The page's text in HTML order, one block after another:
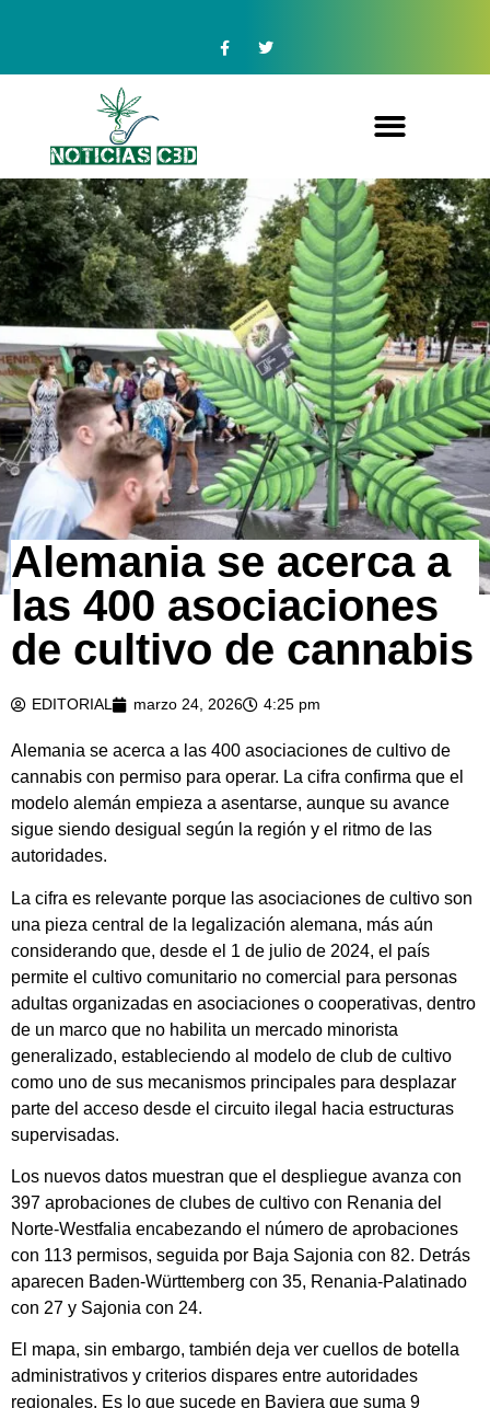
Alemania se acerca a
las 400 asociaciones
de cultivo de cannabis
EDITORIAL marzo 24, 2026 4:25 pm
Alemania se acerca a las 400 asociaciones de cultivo de
cannabis con permiso para operar. La cifra confirma que el
modelo alemán empieza a asentarse, aunque su avance
sigue siendo desigual según la región y el ritmo de las
autoridades.
La cifra es relevante porque las asociaciones de cultivo son
una pieza central de la legalización alemana, más aún
considerando que, desde el 1 de julio de 2024, el país
permite el cultivo comunitario no comercial para personas
adultas organizadas en asociaciones o cooperativas, dentro
de un marco que no habilita un mercado minorista
generalizado, estableciendo al modelo de club de cultivo
como uno de sus mecanismos principales para desplazar
parte del acceso desde el circuito ilegal hacia estructuras
supervisadas.
Los nuevos datos muestran que el despliegue avanza con
397 aprobaciones de clubes de cultivo con Renania del
Norte-Westfalia encabezando el número de aprobaciones
con 113 permisos, seguida por Baja Sajonia con 82. Detrás
aparecen Baden-Württemberg con 35, Renania-Palatinado
con 27 y Sajonia con 24.
El mapa, sin embargo, también deja ver cuellos de botella
administrativos y criterios dispares entre autoridades
regionales. Es lo que sucede en Baviera que suma 9